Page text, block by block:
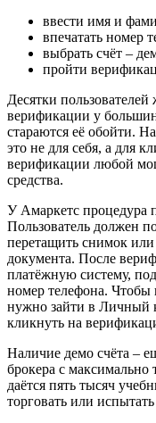
ввести имя и
впечатать номер
выбрать счёт –
пройти
Десятки
верификации у
стараются её обойти.
это не для себя, а для
верификации любой
средства.
У Амаркетс процедура
Пользователь должен
перетащить снимок
документа. После
платёжную систему,
номер телефона. Чтобы
нужно зайти в Личный
кликнуть на
Наличие демо счёта –
брокера с
даётся пять тысяч
торговать или